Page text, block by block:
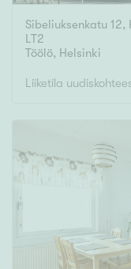
Sibeliuksenkatu 12,
LT2
Töölö, Helsinki
Liiketila